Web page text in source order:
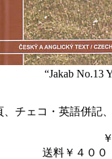
“Jakab No.13
、チェコ・英語併記
送料￥４００